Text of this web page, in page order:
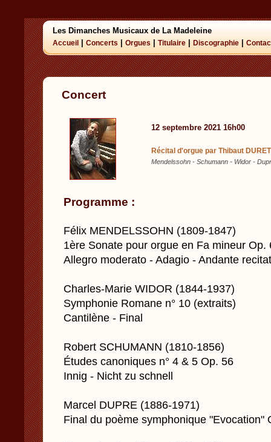
Les Dimanches Musicaux de La Madeleine
Accueil Concerts Orgues Titulaire Discographie
Concert
12 septembre 2021 16h00
Récital d'orgue par Thibaut
Mendelssohn - Schumann - Widor -
Programme :
Félix MENDELSSOHN (1809-1847)
1ère Sonate pour orgue en Fa mineur Op.
Allegro moderato - Adagio - Andante
Charles-Marie WIDOR (1844-1937)
Symphonie Romane n° 10 (extraits)
Cantilène - Final
Robert SCHUMANN (1810-1856)
Études canoniques n° 4 & 5 Op. 56
Innig - Nicht zu schnell
Marcel DUPRE (1886-1971)
Final du poème symphonique "Evocation"